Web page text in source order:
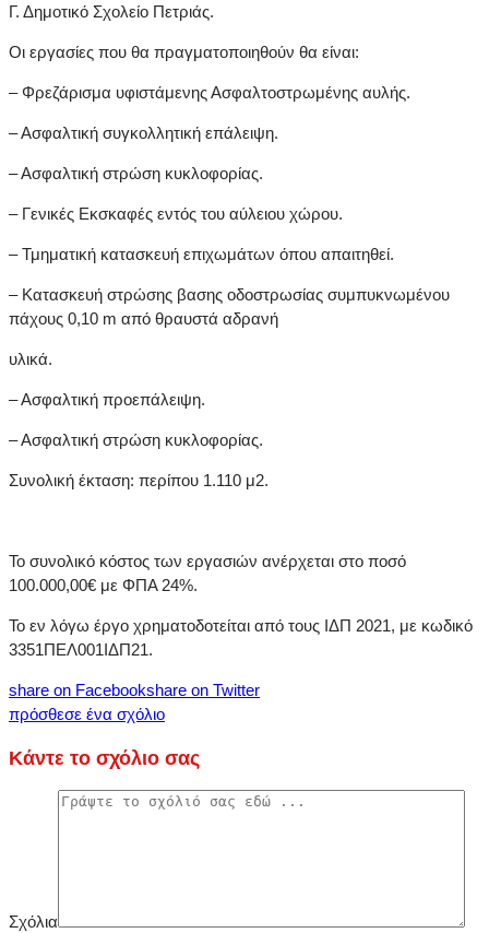
Γ. Δημοτικό Σχολείο Πετριάς.
Οι εργασίες που θα πραγματοποιηθούν θα είναι:
– Φρεζάρισμα υφιστάμενης Ασφαλτοστρωμένης αυλής.
– Ασφαλτική συγκολλητική επάλειψη.
– Ασφαλτική στρώση κυκλοφορίας.
– Γενικές Εκσκαφές εντός του αύλειου χώρου.
– Τμηματική κατασκευή επιχωμάτων όπου απαιτηθεί.
– Κατασκευή στρώσης βασης οδοστρωσίας συμπυκνωμένου
πάχους 0,10 m από θραυστά αδρανή
υλικά.
– Ασφαλτική προεπάλειψη.
– Ασφαλτική στρώση κυκλοφορίας.
Συνολική έκταση: περίπου 1.110 μ2.
Το συνολικό κόστος των εργασιών ανέρχεται στο ποσό
100.000,00€ με ΦΠΑ 24%.
Το εν λόγω έργο χρηματοδοτείται από τους ΙΔΠ 2021, με κωδικό
3351ΠΕΛ001ΙΔΠ21.
share on Facebookshare on Twitter
πρόσθεσε ένα σχόλιο
Κάντε το σχόλιο σας
Σχόλια